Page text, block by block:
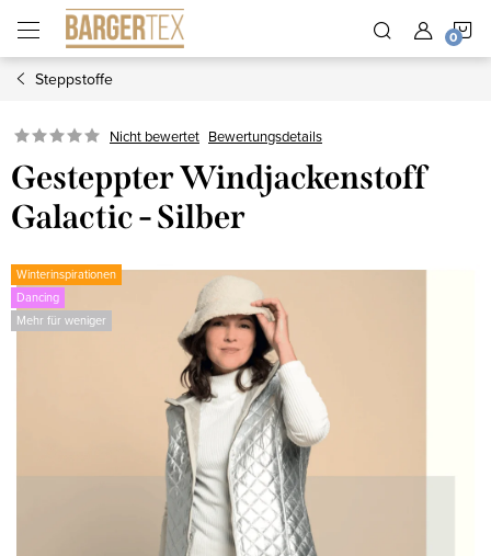
Inhalt
springen
Steppstoffe
Nicht bewertet Bewertungsdetails
Gesteppter Windjackenstoff
Galactic - Silber
Winterinspirationen
Dancing
Mehr für weniger